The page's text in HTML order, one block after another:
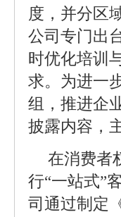
度，并分区
公司专门出
时优化培训
求。为进一
组，推进企
披露内容，
在消费者
行“一站式”
司通过制定